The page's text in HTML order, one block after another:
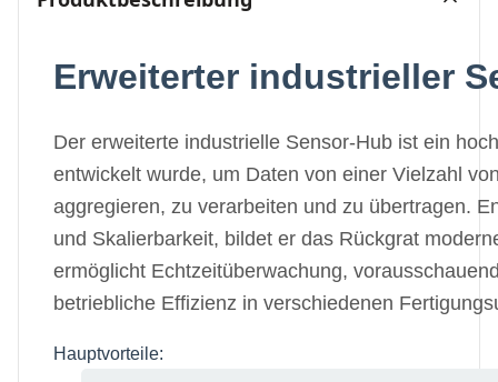
Erweiterter industrieller
Der erweiterte industrielle Sensor-Hub ist ein
entwickelt wurde, um Daten von einer Vielzahl
aggregieren, zu verarbeiten und zu übertragen.
und Skalierbarkeit, bildet er das Rückgrat
ermöglicht Echtzeitüberwachung,
betriebliche Effizienz in verschiedenen
Hauptvorteile: